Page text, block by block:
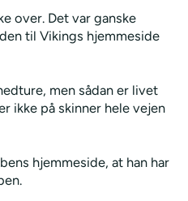
over. Det var ganske
til Vikings hjemmeside
men sådan er livet
ikke på skinner hele vejen
hjemmeside, at han har